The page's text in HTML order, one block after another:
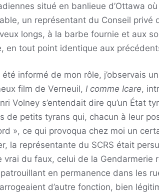
situé en banlieue d’Ottawa
un représentant du Conseil privé
longs, à la barbe fournie et aux
en tout point identique aux
informé de mon rôle, j’observais
film de Verneuil, I comme Icare,
Volney s’entendait dire qu’un État
de petits tyrans qui, chacun à leur
», ce qui provoqua chez moi un
la représentante du SCRS était
du faux, celui de la Gendarmerie
en permanence dans les
d’autre fonction, bien